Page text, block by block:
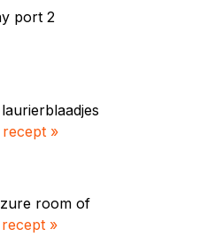
port 2
recept »
room of
»